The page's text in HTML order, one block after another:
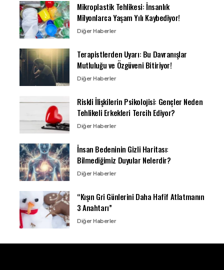
Mikroplastik Tehlikesi: İnsanlık
Milyonlarca Yaşam Yılı Kaybediyor!
Diğer Haberler
Terapistlerden Uyarı: Bu Davranışlar
Mutluluğu ve Özgüveni Bitiriyor!
Diğer Haberler
Riskli İlişkilerin Psikolojisi: Gençler Neden
Tehlikeli Erkekleri Tercih Ediyor?
Diğer Haberler
İnsan Bedeninin Gizli Haritası:
Bilmediğimiz Duyular Nelerdir?
Diğer Haberler
“Kışın Gri Günlerini Daha Hafif Atlatmanın
3 Anahtarı”
Diğer Haberler